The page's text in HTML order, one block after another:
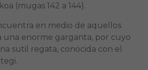
(mugas 142 a 144).
en medio de aquellos
una enorme garganta, por cuyo
sutil regata, conocida con el